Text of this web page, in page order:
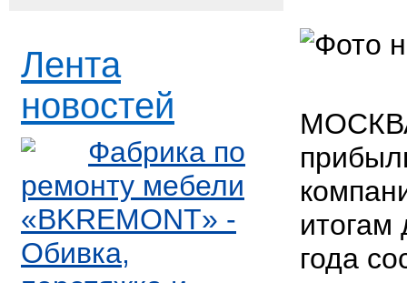
Лента
новостей
Фабрика по
ремонту мебели
«BKREMONT» -
Обивка,
итогам
года